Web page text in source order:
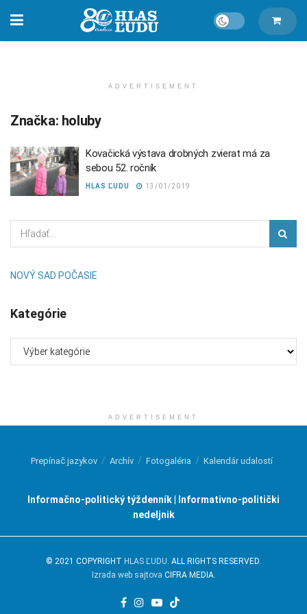
ADVERTISEMENT
Značka: holuby
Kovačická výstava drobných zvierat má za
sebou 52. ročník
HLAS ĽUDU 13/01/2019
NOVÝ SAD POČASIE
Kategórie
ADVERTISEMENT
Prepínač jazykov Archív Fotogaléria Kalendár udalostí
Informačno-politický týždenník | Informativno-politički
nedeljnik
© 2021 COPYRIGHT HLAS ĽUDU . ALL RIGHTS RESERVED.
Izrada web sajtova CIFRA MEDIA.